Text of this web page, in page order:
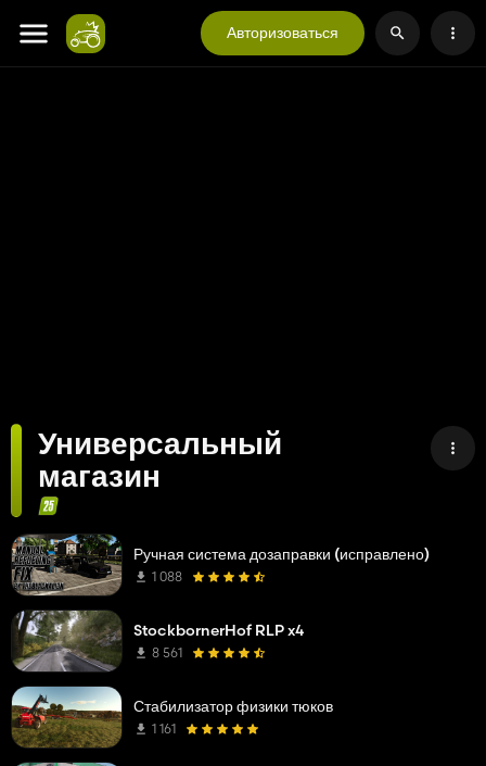
Авторизоваться
Универсальный
магазин
Ручная система дозаправки (исправлено)
1 088
StockbornerHof RLP x4
8 561
Стабилизатор физики тюков
1 161